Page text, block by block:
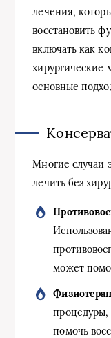
лечения,
восстановить
включать как
хирургические
основные
Многие случаи
лечить без
может
процедуры,
помочь